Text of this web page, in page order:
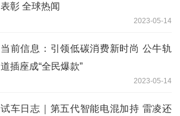
表彰 全球热闻
2023-05-14
当前信息：引领低碳消费新时尚 公牛轨
道插座成“全民爆款”
2023-05-14
试车日志｜第五代智能电混加持 雷凌还